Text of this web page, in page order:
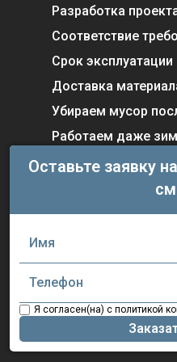
Разработка
Соответствие
Срок эксплуатации
Доставка
Убираем мусор
Работаем даже
Оставьте заявку
Я согласен(на) с политикой